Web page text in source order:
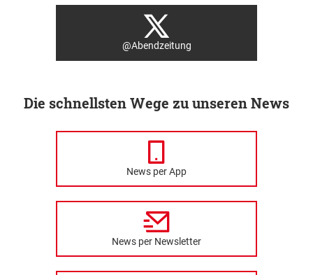
@Abendzeitung
Die schnellsten Wege zu unseren News
News per App
News per Newsletter